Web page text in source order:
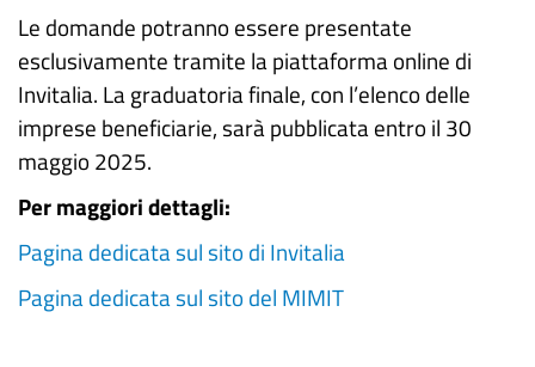
Le domande potranno essere presentate
esclusivamente tramite la piattaforma online di
Invitalia. La graduatoria finale, con l’elenco delle
imprese beneficiarie, sarà pubblicata entro il 30
maggio 2025.
Per maggiori dettagli:
Pagina dedicata sul sito di Invitalia
Pagina dedicata sul sito del MIMIT